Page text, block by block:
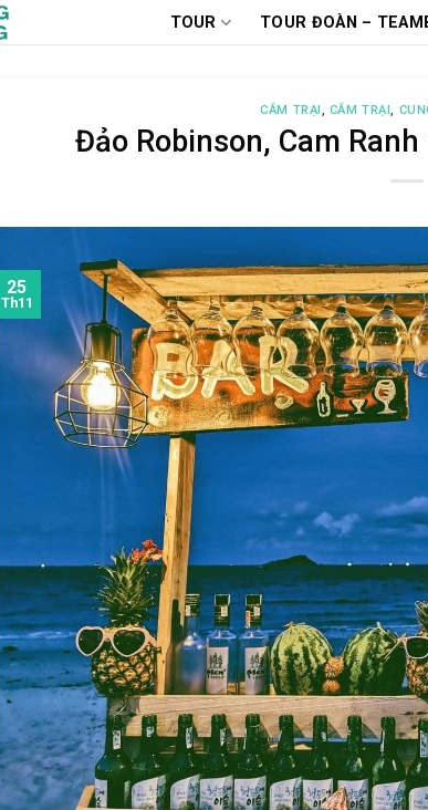
TOUR TOUR ĐOÀN –
CẮM TRẠI, CẮM TRẠI,
Đảo Robinson, Cam
25
Th11